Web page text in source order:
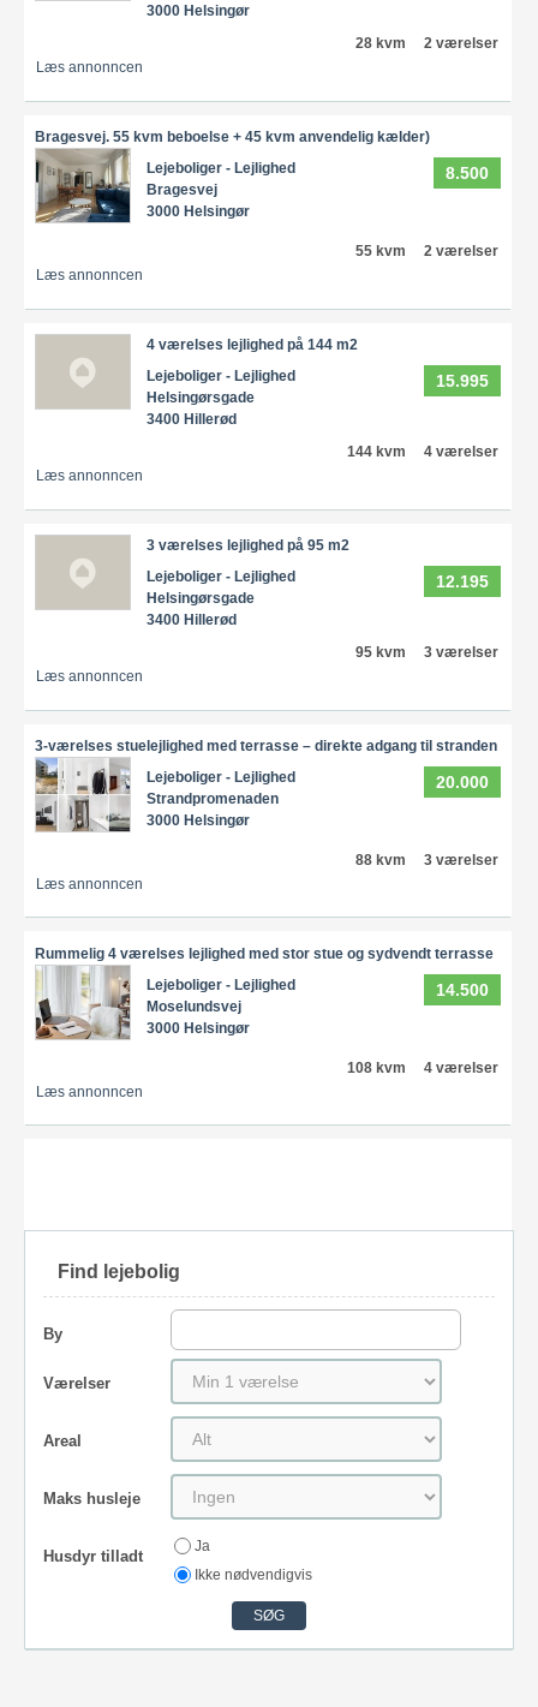
3000 Helsingør
28 kvm
2 værelser
Læs annonncen
Bragesvej. 55 kvm beboelse + 45 kvm anvendelig kælder)
8.500
Lejeboliger - Lejlighed
Bragesvej
3000 Helsingør
55 kvm
2 værelser
Læs annonncen
4 værelses lejlighed på 144 m2
15.995
Lejeboliger - Lejlighed
Helsingørsgade
3400 Hillerød
144 kvm
4 værelser
Læs annonncen
3 værelses lejlighed på 95 m2
12.195
Lejeboliger - Lejlighed
Helsingørsgade
3400 Hillerød
95 kvm
3 værelser
Læs annonncen
3-værelses stuelejlighed med terrasse – direkte adgang til stranden
20.000
Lejeboliger - Lejlighed
Strandpromenaden
3000 Helsingør
88 kvm
3 værelser
Læs annonncen
Rummelig 4 værelses lejlighed med stor stue og sydvendt terrasse
14.500
Lejeboliger - Lejlighed
Moselundsvej
3000 Helsingør
108 kvm
4 værelser
Læs annonncen
Find lejebolig
By
Værelser
Areal
Maks husleje
Husdyr tilladt
Ja
Ikke nødvendigvis